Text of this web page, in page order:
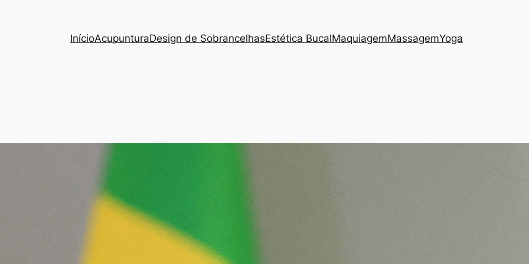
InícioAcupunturaDesign de SobrancelhasEstética BucalMaquiagemMassagemYoga